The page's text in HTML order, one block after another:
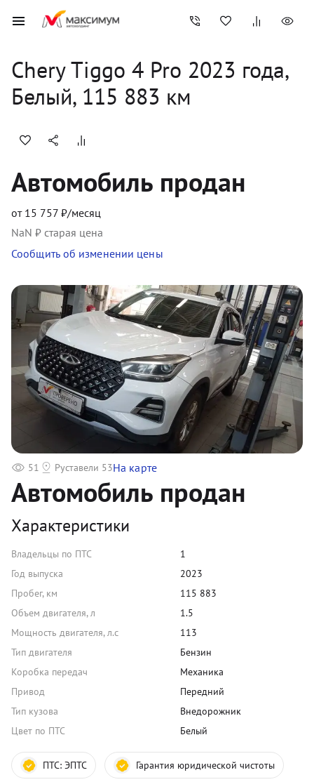
CheryTiggo 4 Pro 2023
года,
Белый, 115 883 км
Автомобиль продан
от 15 757 ₽/месяц
NaN ₽ старая цена
Сообщить об изменении цены
Автомобиль продан
Характеристики
Владельцы по ПТС
1
Год выпуска
2023
Пробег, км
115 883
Объем двигателя, л
1.5
Мощность двигателя, л.с
113
Тип двигателя
Бензин
Коробка передач
Механика
Привод
Передний
Тип кузова
Внедорожник
Цвет по ПТС
Белый
ПТС: ЭПТС Гарантия юридической чистоты
51 Руставели 53На карте